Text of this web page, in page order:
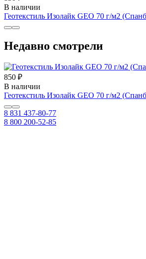
В наличии
Геотекстиль Изолайк GEO 70 г/м2
Недавно смотрели
850 ₽
В наличии
Геотекстиль Изолайк GEO 70 г/м2
8 831 437-80-77
8 800 200-52-85